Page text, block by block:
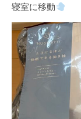
寝室に移動